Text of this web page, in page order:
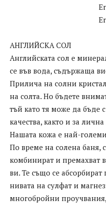
АНГЛИЙСКА СОЛ
Английската сол е
се във вода, съдържаща
Прилича на солни
на солта. Но бъдете
тъй като тя може да бъде
качества, както и за
Нашата кожа е най-
По време на солена баня,
комбинират и премахват
ви. Те също се
нивата на сулфат и
многобройни